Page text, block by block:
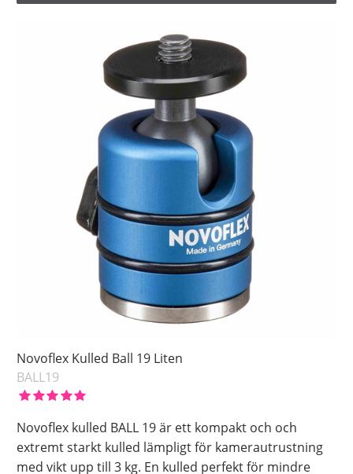
Novoflex Kulled Ball 19 Liten
BALL19
Novoflex kulled BALL 19 är ett kompakt och och
extremt starkt kulled lämpligt för kamerautrustning
med vikt upp till 3 kg. En kulled perfekt för mindre